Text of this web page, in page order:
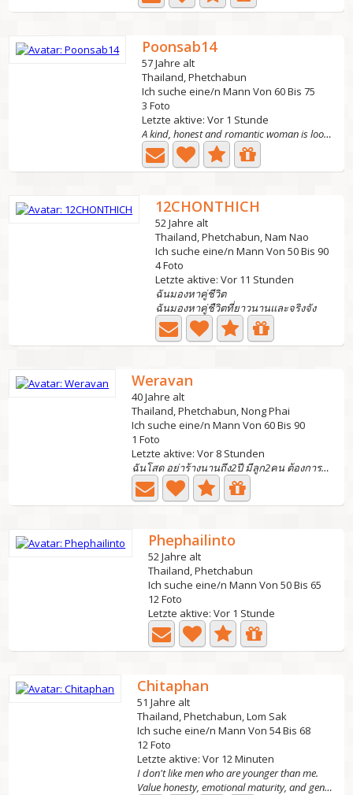
Poonsab14
57 Jahre alt
Thailand, Phetchabun
Ich suche eine/n Mann Von 60 Bis 75
3 Foto
Letzte aktive: Vor 1 Stunde
A kind, honest and romantic woman is looking for you. I...
12CHONTHICH
52 Jahre alt
Thailand, Phetchabun, Nam Nao
Ich suche eine/n Mann Von 50 Bis 90
4 Foto
Letzte aktive: Vor 11 Stunden
ฉันมองหาคู่ชีวิต
ฉันมองหาคู่ชืวิตที่ยาวนานและจริงจัง
Weravan
40 Jahre alt
Thailand, Phetchabun, Nong Phai
Ich suche eine/n Mann Von 60 Bis 90
1 Foto
Letzte aktive: Vor 8 Stunden
ฉันโสด อย่าร้างนานถึง2ปี มีลูก2คน ต้องการคนที่จริ
Phephailinto
52 Jahre alt
Thailand, Phetchabun
Ich suche eine/n Mann Von 50 Bis 65
12 Foto
Letzte aktive: Vor 1 Stunde
Chitaphan
51 Jahre alt
Thailand, Phetchabun, Lom Sak
Ich suche eine/n Mann Von 54 Bis 68
12 Foto
Letzte aktive: Vor 12 Minuten
I don't like men who are younger than me.
Value honesty, emotional maturity, and genuine